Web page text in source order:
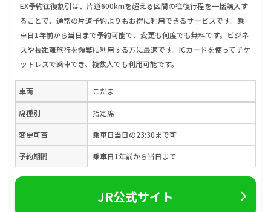
EX予約往復割引は、片道600kmを超える区間の往復行程を一括購入す
ることで、通常の片道予約よりもお得に利用できるサービスです。乗
車日1年前から当日まで予約可能で、変更も何度でも無料です。ビジネ
スや長距離旅行を頻繁に利用する方に最適です。ICカードを使ってチケ
ットレスで乗車でき、複数人でも利用可能です。
車両 こだま
席種別 指定席
変更可否 乗車日当日の23:30まで可
予約期間 乗車日1年前から当日まで
JR公式サイト